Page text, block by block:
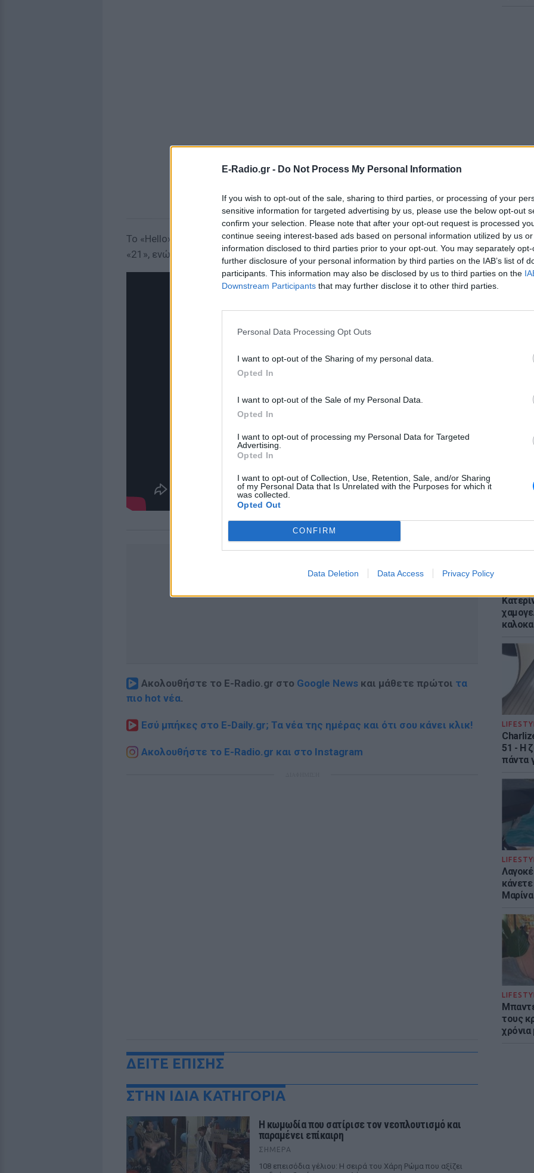
E-Radio.gr - Do Not Process My Personal Information
If you wish to opt-out of the sale, sharing to third parties, or processing of your
sensitive information for targeted advertising by us, please use the below opt-out
confirm your selection. Please note that after your opt-out request is processed
continue seeing interest-based ads based on personal information utilized by us
information disclosed to third parties prior to your opt-out. You may separately
further disclosure of your personal information by third parties on the IAB’s list of
participants. This information may also be disclosed by us to third parties on the
Downstream Participants that may further disclose it to other third parties.
Personal Data Processing Opt Outs
I want to opt-out of the Sharing of my personal data.
Opted In
I want to opt-out of the Sale of my Personal Data.
Opted In
I want to opt-out of processing my Personal Data for Targeted
Advertising.
Opted In
I want to opt-out of Collection, Use, Retention, Sale, and/or Sharing
of my Personal Data that Is Unrelated with the Purposes for which it
was collected.
Opted Out
CONFIRM
Data Deletion Data Access Privacy Policy
Η
και
την
προς
51 - H
πάντα
τους
χρόνια
Το «Hello» αύξησε τις πωλήσειςτου προηγούμενου άλμπουμ της Adele,
«21», ενώ βρίσκεται στο Top 10εννέα διαφορετικών χωρών.
ΔΙΑΦΗΜΙΣΗ
Ακολουθήστε το E-Radio.gr στο Google News και μάθετε πρώτοι τα
πιο hot νέα.
Εσύ μπήκες στο E-Daily.gr; Τα νέα της ημέρας και ότι σου κάνει κλικ!
Ακολουθήστε το E-Radio.gr και στο Instagram
ΔΕΙΤΕ ΕΠΙΣΗΣ
ΣΤΗΝ ΙΔΙΑ ΚΑΤΗΓΟΡΙΑ
Η κωμωδία που σατίρισε τον νεοπλουτισμό και
παραμένει επίκαιρη
ΣΉΜΕΡΑ
108 επεισόδια γέλιου: Η σειρά του Χάρη Ρώμα που αξίζει